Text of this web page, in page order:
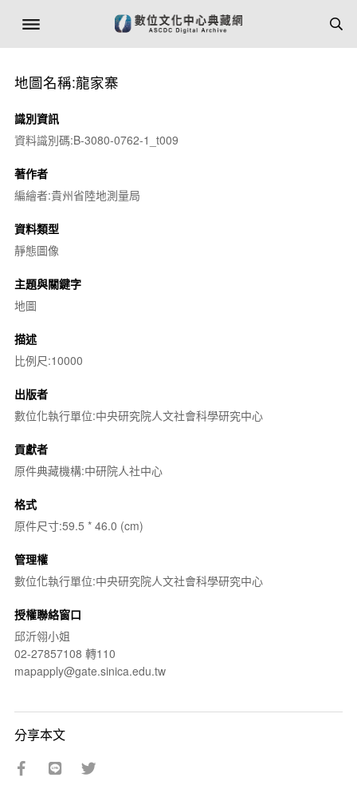
地圖名稱:龍家寨
識別資訊
資料識別碼:B-3080-0762-1_t009
著作者
編繪者:貴州省陸地測量局
資料類型
靜態圖像
主題與關鍵字
地圖
描述
比例尺:10000
出版者
數位化執行單位:中央研究院人文社會科學研究中心
貢獻者
原件典藏機構:中研院人社中心
格式
原件尺寸:59.5 * 46.0 (cm)
管理權
數位化執行單位:中央研究院人文社會科學研究中心
授權聯絡窗口
邱沂翎小姐
02-27857108 轉110
mapapply@gate.sinica.edu.tw
分享本文